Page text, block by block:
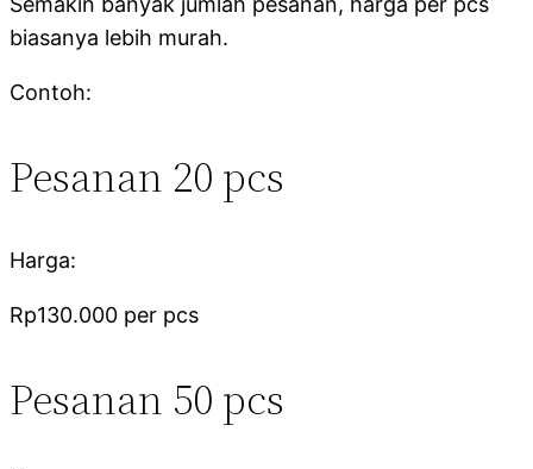
biasanya lebih murah.
Contoh:
Pesanan 20 pcs
Harga:
Rp130.000 per pcs
Pesanan 50 pcs